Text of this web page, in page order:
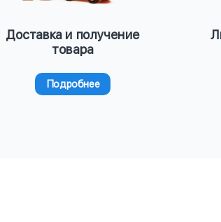
Доставка и получение
товара
Подробнее